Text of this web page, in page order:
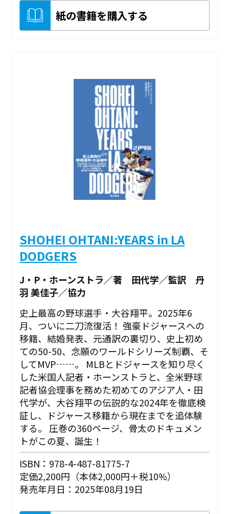
紙の書籍を購入する
SHOHEI OHTANI:YEARS in LA
DODGERS
J・P・ホーンストラ／著 田代学／監訳 丹
羽 美佳子／協力
史上最高の野球選手・大谷翔平。2025年6
月、ついに二刀流復活！ 強豪ドジャースへの
移籍、結婚発表、元通訳の裏切り、史上初め
ての50-50、念願のワールドシリーズ制覇、そ
してMVP……。 MLBとドジャースを知り尽く
した米国人記者・ホーンストラと、全米野球
記者協会理事を務めた初めてのアジア人・田
代学が、大谷翔平の伝説的な2024年を徹底検
証し、ドジャース移籍から現在までを追体験
する。 圧巻の360ページ、骨太のドキュメン
トがこの夏、誕生！
ISBN：978-4-487-81775-7
定価2,200円（本体2,000円＋税10%）
発売年月日：2025年08月19日